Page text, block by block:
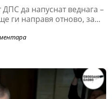
да напуснат веднага –
ги направя отново, за...